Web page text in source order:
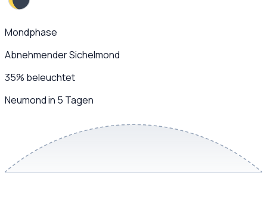
Mondphase
Abnehmender Sichelmond
35% beleuchtet
Neumond in 5 Tagen